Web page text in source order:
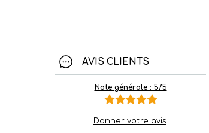
AVIS CLIENTS
Note générale : 5/5
Donner votre avis